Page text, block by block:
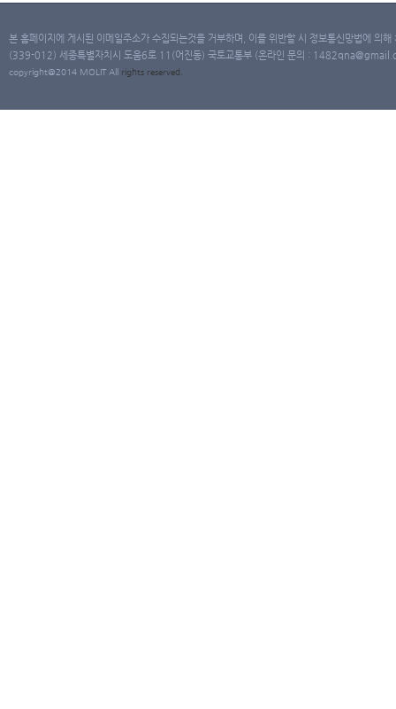
본 홈페이지에 게시된 이메일주소가 수집되는것을 거부하며, 이를 위반할 시 정보통신망법에 의
(339-012) 세종특별자치시 도움6로 11(어진동) 국토교통부 (온라인 문의 :
copyright@2014 MOLIT All rights reserved.